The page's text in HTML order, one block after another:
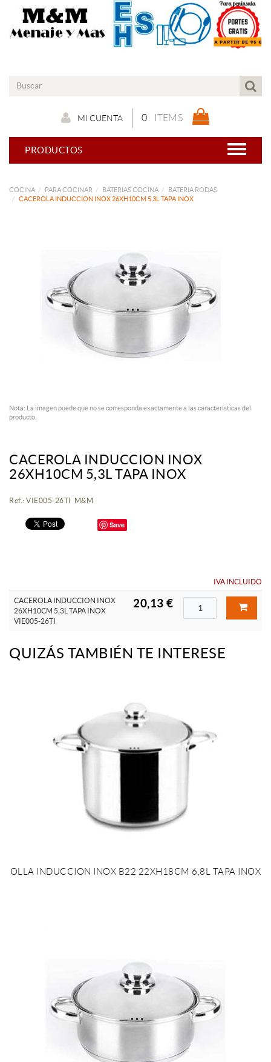
0 ITEMS
MI CUENTA
PRODUCTOS
COCINA PARA COCINAR BATERIAS COCINA
BATERIA RODAS
CACEROLA INDUCCION INOX 26XH10CM 5,3L TAPA INOX
Nota: La imagen puede que no se corresponda exactamente a las características del
producto.
CACEROLA INDUCCION INOX
26XH10CM 5,3L TAPA INOX
Ref.: VIE005-26TI M&M
Save
IVA INCLUIDO
CACEROLA INDUCCION INOX
26XH10CM 5,3L TAPA INOX
VIE005-26TI
20,13 €
QUIZÁS TAMBIÉN TE INTERESE
OLLA INDUCCION INOX B22 22XH18CM 6,8L TAPA INOX